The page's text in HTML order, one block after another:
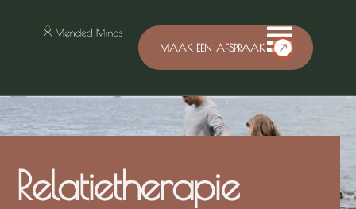
MAAK EEN AFSPRAAK
Relatietherapie